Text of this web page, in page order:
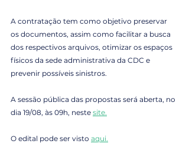
A contratação tem como objetivo preservar
os documentos, assim como facilitar a busca
dos respectivos arquivos, otimizar os espaços
físicos da sede administrativa da CDC e
prevenir possíveis sinistros.
A sessão pública das propostas será aberta, no
dia 19/08, às 09h, neste site.
O edital pode ser visto aqui.